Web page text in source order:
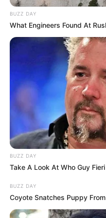
Nonnenkloster
zum Schloss
Klostergarten kann
Veranstaltungen
www.kloster-
German Quest
Fulda - In einem
Kinder und
und ihre
testen. Informationen
Knüllköpfchen bei
von mehr als 633
der höchsten Berg im
hohe Aussichtsturm
Gedenkstätte im
BUZZ DAY
What Engineers Found At
BUZZ DAY
Take A Look At Who Guy
BUZZ DAY
Coyote Snatches Puppy